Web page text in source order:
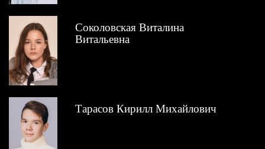
Соколовская Виталина
Витальевна
Тарасов Кирилл Михайлович